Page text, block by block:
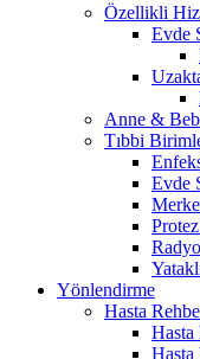
Özellikli
Evde
Anne &
Tıbbi
Evde
Yönlendirme
Hasta
Hasta
Hasta